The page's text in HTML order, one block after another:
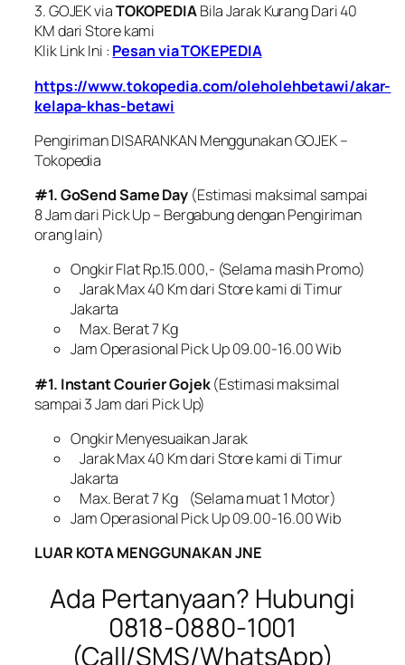
3. GOJEK viaTOKOPEDIABila Jarak Kurang Dari 40
KM dari Store kami
Klik Link Ini : Pesan via TOKEPEDIA
https://www.tokopedia.com/oleholehbetawi/akar-
kelapa-khas-betawi
Pengiriman DISARANKAN Menggunakan GOJEK –
Tokopedia
#1. GoSend Same Day (Estimasi maksimal sampai
8 Jam dari Pick Up – Bergabung dengan Pengiriman
orang lain)
Ongkir Flat Rp.15.000,- (Selama masih Promo)
Jarak Max 40 Km dari Store kami di Timur
Jakarta
Max. Berat 7 Kg
Jam Operasional Pick Up 09.00-16.00 Wib
#1. Instant Courier Gojek(Estimasi maksimal
sampai 3 Jam dari Pick Up)
Ongkir Menyesuaikan Jarak
Jarak Max 40 Km dari Store kami di Timur
Jakarta
Max. Berat 7 Kg (Selama muat 1 Motor)
Jam Operasional Pick Up 09.00-16.00 Wib
LUAR KOTA MENGGUNAKAN JNE
Ada Pertanyaan? Hubungi
0818-0880-1001
(Call/SMS/WhatsApp)